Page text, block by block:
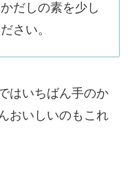
だしの素を少し
さい。
はいちばん手のか
おいしいのもこれ